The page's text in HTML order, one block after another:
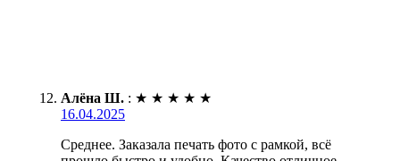
Алёна Ш. : ★ ★ ★ ★ ★
16.04.2025
Среднее. Заказала печать фото с рамкой, всё